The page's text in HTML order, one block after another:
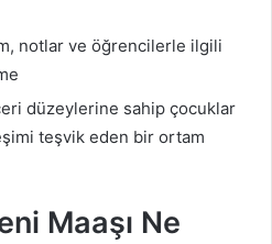
notlar ve öğrencilerle ilgili
düzeylerine sahip çocuklar
teşvik eden bir ortam
Maaşı Ne